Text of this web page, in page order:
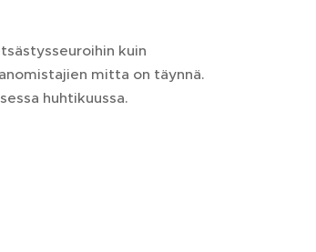
kuin
mitta on täynnä.
huhtikuussa.